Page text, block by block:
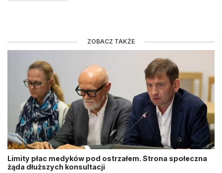
ZOBACZ TAKŻE
Limity płac medyków pod ostrzałem. Strona społeczna
żąda dłuższych konsultacji